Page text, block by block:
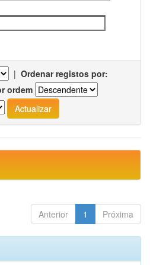
| Ordenar registos por:
ordem
Anterior 1 Próxima